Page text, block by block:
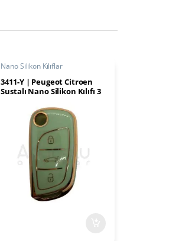
Nano Silikon Kılıflar
3411-Y | Peugeot Citroen
Sustalı Nano Silikon Kılıfı 3